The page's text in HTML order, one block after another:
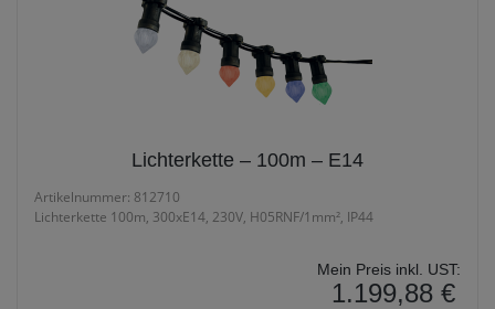
Lichterkette – 100m – E14
Artikelnummer: 812710
Lichterkette 100m, 300xE14, 230V, H05RNF/1mm², IP44
Mein Preis inkl. UST:
1.199,88 €